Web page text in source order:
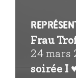
Frau
24 mars
soirée I